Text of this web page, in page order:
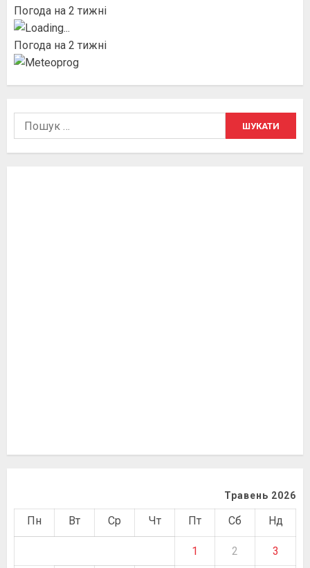
Погода на 2 тижні
Погода на 2 тижні
Пошук:
Травень 2026
Пн Вт Ср Чт Пт Сб Нд
1 2 3